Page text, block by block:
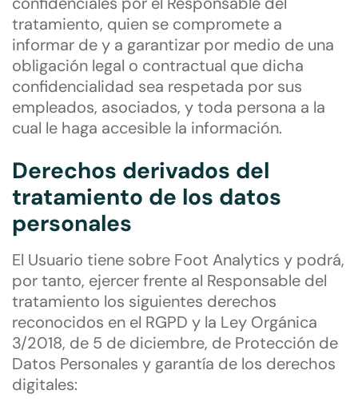
tratamiento, quien se compromete a
informar de y a garantizar por medio de una
obligación legal o contractual que dicha
confidencialidad sea respetada por sus
empleados, asociados, y toda persona a la
cual le haga accesible la información.
Derechos derivados del
tratamiento de los datos
personales
El Usuario tiene sobre Foot Analytics y podrá,
por tanto, ejercer frente al Responsable del
tratamiento los siguientes derechos
reconocidos en el RGPD y la Ley Orgánica
3/2018, de 5 de diciembre, de Protección de
Datos Personales y garantía de los derechos
digitales: